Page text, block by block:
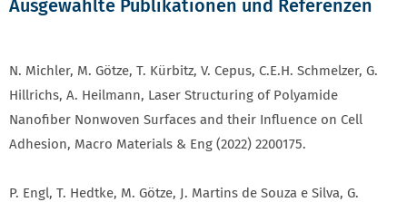
Ausgewählte Publikationen und Referenzen
N. Michler, M. Götze, T. Kürbitz, V. Cepus, C.E.H. Schmelzer, G.
Hillrichs, A. Heilmann, Laser Structuring of Polyamide
Nanofiber Nonwoven Surfaces and their Influence on Cell
Adhesion, Macro Materials & Eng (2022) 2200175.
P. Engl, T. Hedtke, M. Götze, J. Martins de Souza e Silva, G.